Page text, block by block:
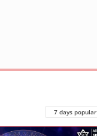
7 days popular